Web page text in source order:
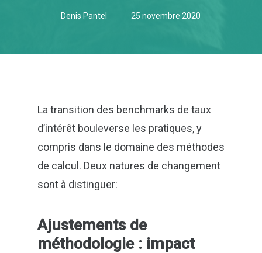
Denis Pantel 25 novembre 2020
La transition des benchmarks de taux
d’intérêt bouleverse les pratiques, y
compris dans le domaine des méthodes
de calcul. Deux natures de changement
sont à distinguer:
Ajustements de
méthodologie : impact